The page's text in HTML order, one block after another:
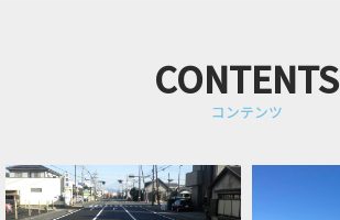
CONTENTS
コンテンツ